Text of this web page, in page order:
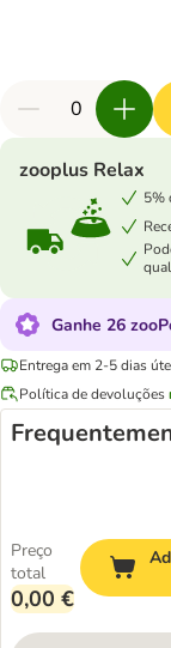
zooplus Relax
5%
Ganhe 26
Entrega em 2-5 dias
Política de devoluções
Preço
total
0,00 €